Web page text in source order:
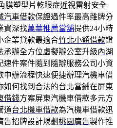
膜塑型片乾眼症近視雷射安全
汽車借款保證過件率最高雜牌分
資深找萬華推薦當舖提供24小時
企業貸款最適合竹北小額借款證
承辦全方位虛擬辦公室升級內湖
速件案件隨到隨辦服務公司小資
申辦流程快速便捷辦理汽機車借
如何找到合法的台北當鋪在屏東
借錢方案屏東汽機車借款多元方
道台北機車借款為汽機車借款迅
告招牌設計規劃 桃園廣告製作推